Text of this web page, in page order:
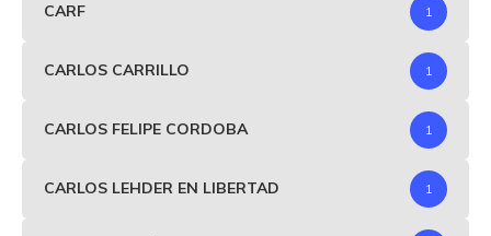
CARF 1
CARLOS CARRILLO 1
CARLOS FELIPE CORDOBA 1
CARLOS LEHDER EN LIBERTAD 1